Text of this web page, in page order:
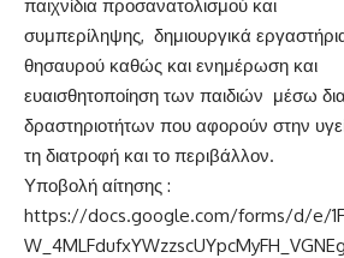
παιχνίδια προσανατολισμού και
συμπερίληψης, δημιουργικά
θησαυρού καθώς και ενημέρωση και
ευαισθητοποίηση των παιδιών μέσω
δραστηριοτήτων που αφορούν στην
τη διατροφή και το περιβάλλον.
Υποβολή αίτησης :
https://docs.google.com/forms/d/e/